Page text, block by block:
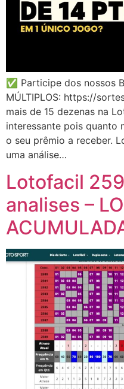
✅ Participe dos nossos
MÚLTIPLOS: https://
mais de 15 dezenas na
interessante pois quanto
o seu prêmio a receber.
uma análise…
Lotofacil
analises –